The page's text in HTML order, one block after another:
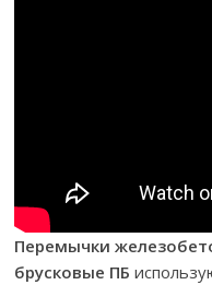
Перемычки
брусковые ПБ